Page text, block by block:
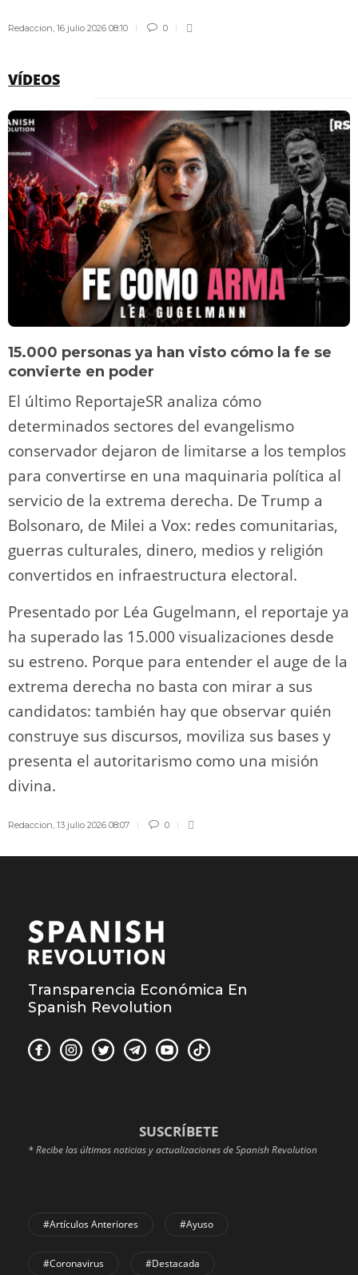
Redaccion 16 julio 2026 08:10 0
VÍDEOS
15.000 personas ya han visto cómo la fe se
convierte en poder
El último ReportajeSR analiza cómo
determinados sectores del evangelismo
conservador dejaron de limitarse a los templos
para convertirse en una maquinaria política al
servicio de la extrema derecha. De Trump a
Bolsonaro, de Milei a Vox: redes comunitarias,
guerras culturales, dinero, medios y religión
convertidos en infraestructura electoral.
Presentado por Léa Gugelmann, el reportaje ya
ha superado las 15.000 visualizaciones desde
su estreno. Porque para entender el auge de la
extrema derecha no basta con mirar a sus
candidatos: también hay que observar quién
construye sus discursos, moviliza sus bases y
presenta el autoritarismo como una misión
divina.
Redaccion 13 julio 2026 08:07 0
Transparencia Económica En
Spanish Revolution
SUSCRÍBETE
* Recibe las últimas noticias y actualizaciones de Spanish Revolution
#Artículos Anteriores #Ayuso
#coronavirus #Destacada